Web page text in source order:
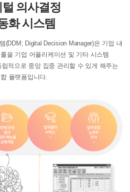
털 의사결정
화 시스템
(DDM; Digital Decision Manager)은 기업 내
을 기업 어플리케이션 및 기타 시스템
적으로 중앙 집중 관리할 수 있게 해주는
플랫폼입니다.